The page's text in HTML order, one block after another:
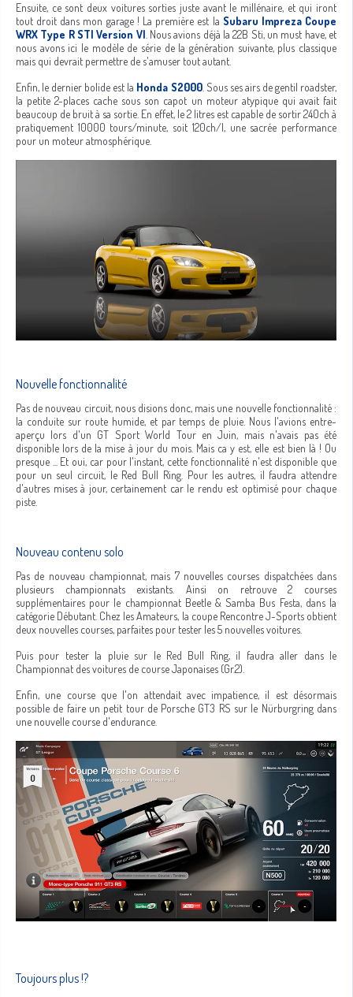
Ensuite, ce sont deux voitures sorties juste avant le millénaire, et qui iront
tout droit dans mon garage ! La première est la Subaru Impreza Coupe
WRX Type R STI Version VI . Nous avions déjà la 22B Sti, un must have, et
nous avons ici le modèle de série de la génération suivante, plus classique
mais qui devrait permettre de s'amuser tout autant.
Enfin, le dernier bolide est la Honda S2000. Sous ses airs de gentil roadster,
la petite 2-places cache sous son capot un moteur atypique qui avait fait
beaucoup de bruit à sa sortie. En effet, le 2 litres est capable de sortir 240ch à
pratiquement 10000 tours/minute, soit 120ch/l, une sacrée performance
pour un moteur atmosphérique.
Nouvelle fonctionnalité
Pas de nouveau circuit, nous disions donc, mais une nouvelle fonctionnalité :
la conduite sur route humide, et par temps de pluie. Nous l'avions entre-
aperçu lors d'un GT Sport World Tour en Juin, mais n'avais pas été
disponible lors de la mise à jour du mois. Mais ca y est, elle est bien là ! Ou
presque ... Et oui, car pour l'instant, cette fonctionnalité n'est disponible que
pour un seul circuit, le Red Bull Ring. Pour les autres, il faudra attendre
d'autres mises à jour, certainement car le rendu est optimisé pour chaque
piste.
Nouveau contenu solo
Pas de nouveau championnat, mais 7 nouvelles courses dispatchées dans
plusieurs championnats existants. Ainsi on retrouve 2 courses
supplémentaires pour le championnat Beetle & Samba Bus Festa, dans la
catégorie Débutant. Chez les Amateurs, la coupe Rencontre J-Sports obtient
deux nouvelles courses, parfaites pour tester les 5 nouvelles voitures.
Puis pour tester la pluie sur le Red Bull Ring, il faudra aller dans le
Championnat des voitures de course Japonaises (Gr.2).
Enfin, une course que l'on attendait avec impatience, il est désormais
possible de faire un petit tour de Porsche GT3 RS sur le Nürburgring dans
une nouvelle course d'endurance.
Toujours plus !?